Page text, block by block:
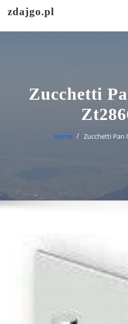
zdajgo.pl
Zucchetti
Home Zucchetti Pan